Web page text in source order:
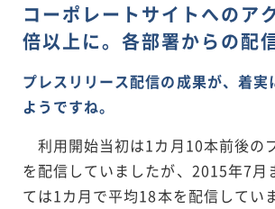
コーポレートサイトへのア
倍以上に。各部署からの配
プレスリリース配信の成果が、着実
ようですね。
利用開始当初は1カ月10本前後の
を配信していましたが、2015年7月
ては1カ月で平均18本を配信してい